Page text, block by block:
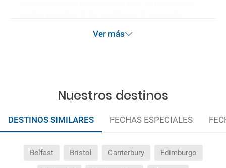
Ver más
Nuestros destinos
DESTINOS SIMILARES FECHAS ESPECIALES
Belfast Bristol Canterbury Edimburgo